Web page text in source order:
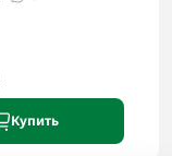
Купить